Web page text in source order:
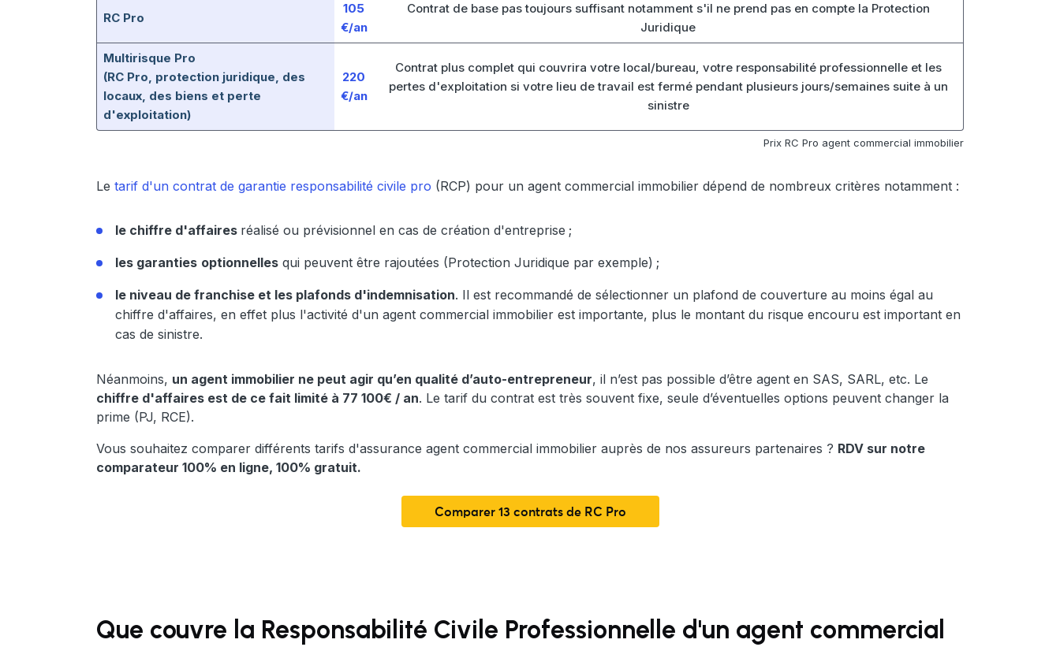
RC Pro
105
€/an
Contrat de base pas toujours suffisant notamment s'il ne prend pas en compte la Protection
Juridique
Multirisque Pro
(RC Pro, protection juridique, des
locaux, des biens et perte
d'exploitation)
220
€/an
Contrat plus complet qui couvrira votre local/bureau, votre responsabilité professionnelle et les
pertes d'exploitation si votre lieu de travail est fermé pendant plusieurs jours/semaines suite à un
sinistre
Prix RC Pro agent commercial immobilier
Le tarif d'un contrat de garantie responsabilité civile pro (RCP) pour un agent commercial immobilier dépend de nombreux critères notamment :
le chiffre d'affaires réalisé ou prévisionnel en cas de création d'entreprise ;
les garanties optionnelles qui peuvent être rajoutées (Protection Juridique par exemple) ;
le niveau de franchise et les plafonds d'indemnisation. Il est recommandé de sélectionner un plafond de couverture au moins égal au
chiffre d'affaires, en effet plus l'activité d'un agent commercial immobilier est importante, plus le montant du risque encouru est important en
cas de sinistre.
Néanmoins, un agent immobilier ne peut agir qu’en qualité d’auto-entrepreneur, il n’est pas possible d’être agent en SAS, SARL, etc. Le
chiffre d'affaires est de ce fait limité à 77 100€ / an. Le tarif du contrat est très souvent fixe, seule d’éventuelles options peuvent changer la
prime (PJ, RCE).
Vous souhaitez comparer différents tarifs d'assurance agent commercial immobilier auprès de nos assureurs partenaires ? RDV sur notre
comparateur 100% en ligne, 100% gratuit.
Comparer 13 contrats de RC Pro
Que couvre la Responsabilité Civile Professionnelle d'un agent commercial